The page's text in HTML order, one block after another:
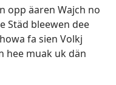
opp äaren Wajch no
Städ bleewen dee
fa sien Volkj
hee muak uk dän